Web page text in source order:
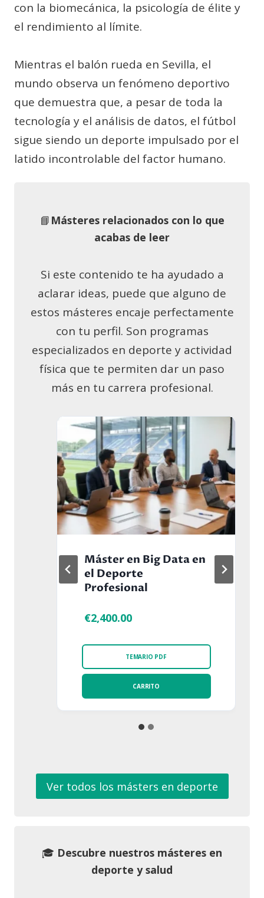
con la biomecánica, la psicología de élite y
el rendimiento al límite.
Mientras el balón rueda en Sevilla, el
mundo observa un fenómeno deportivo
que demuestra que, a pesar de toda la
tecnología y el análisis de datos, el fútbol
sigue siendo un deporte impulsado por el
latido incontrolable del factor humano.
📘 Másteres relacionados con lo que
acabas de leer
Si este contenido te ha ayudado a
aclarar ideas, puede que alguno de
estos másteres encaje perfectamente
con tu perfil. Son programas
especializados en deporte y actividad
física que te permiten dar un paso
más en tu carrera profesional.
Máster en Psicología
del Deporte en la Alta
Competición
€2,400.00
TEMARIO PDF
CARRITO
Ver todos los másters en deporte
🎓 Descubre nuestros másteres en
deporte y salud